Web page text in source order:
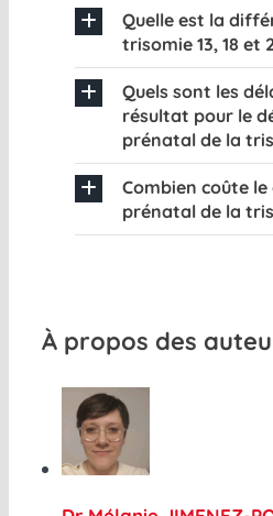
Quelle est la
trisomie 13, 18 et
Quels sont les
résultat pour le
prénatal de la
Combien coûte
prénatal de la
À propos des